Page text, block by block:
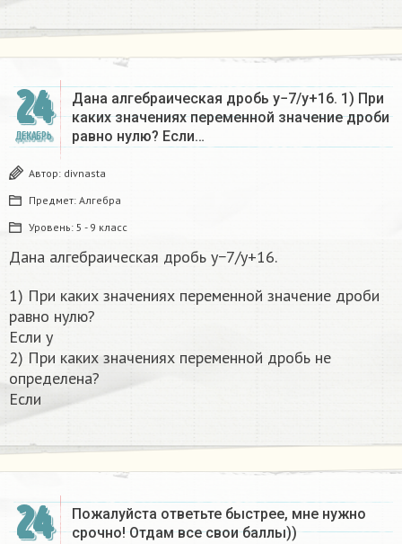
24
ДЕКАБРЬ
Дана алгебраическая дробь y−7/y+16. 1) При
каких значениях переменной значение дроби
равно нулю? Если…
Автор: divnasta
Предмет: Алгебра
Уровень: 5 - 9 класс
Дана алгебраическая дробь y−7/y+16.
1) При каких значениях переменной значение дроби
равно нулю?
Если y
2) При каких значениях переменной дробь не
определена?
Если
24
Пожалуйста ответьте быстрее, мне нужно
срочно! Отдам все свои баллы))